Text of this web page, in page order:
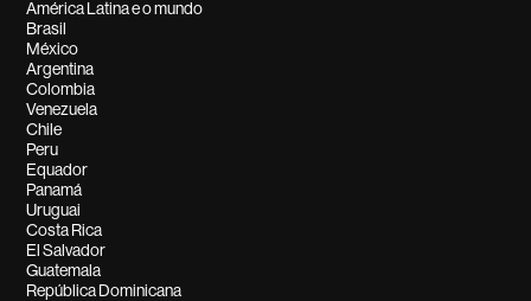
América Latina e o mundo
Brasil
México
Argentina
Colombia
Venezuela
Chile
Peru
Equador
Panamá
Uruguai
Costa Rica
El Salvador
Guatemala
República Dominicana